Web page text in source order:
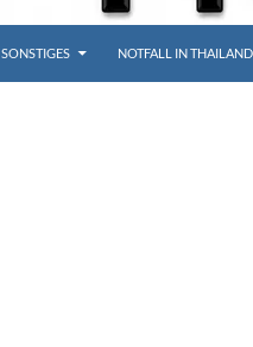
SONSTIGES NOTFALL IN THAILAND